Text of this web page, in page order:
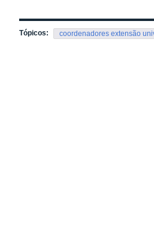
Tópicos: coordenadores extensão